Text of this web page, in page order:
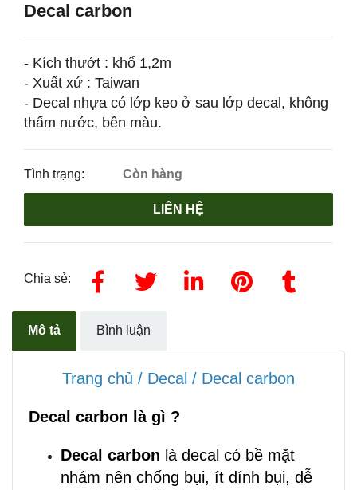
Decal carbon
- Kích thướt : khổ 1,2m
- Xuất xứ : Taiwan
- Decal nhựa có lớp keo ở sau lớp decal, không
thấm nước, bền màu.
Tình trạng: Còn hàng
LIÊN HỆ
Chia sẻ:
Mô tả Bình luận
Trang chủ / Decal / Decal carbon
Decal carbon là gì ?
Decal carbon là decal có bề mặt
nhám nên chống bụi, ít dính bụi, dễ